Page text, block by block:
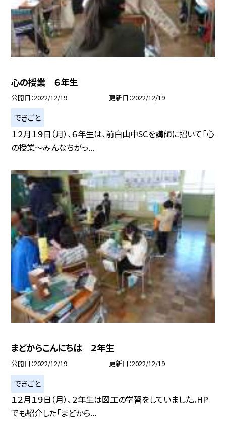
心の授業 ６年生
公開日 2022/12/19 更新日 2022/12/19
できごと
１２月１９日（月）、６年生は、前白山中SCを講師に招いて「心
の授業〜みんなちがっ...
まどからこんにちは ２年生
公開日 2022/12/19 更新日 2022/12/19
できごと
１２月１９日（月）、２年生は図工の学習をしていました。HP
でも紹介した「まどから...